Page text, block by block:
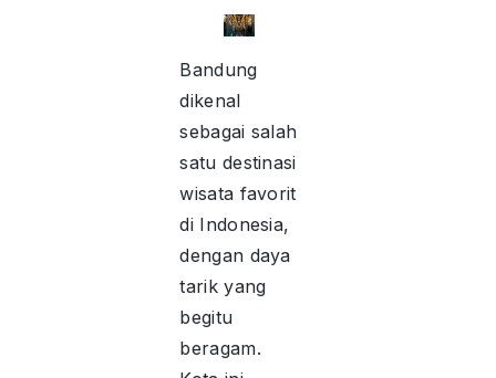
Bandung
dikenal
sebagai salah
satu destinasi
wisata favorit
di Indonesia,
dengan daya
tarik yang
begitu
beragam.